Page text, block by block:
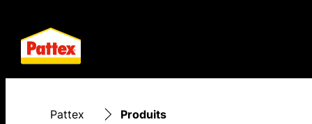
Pattex Produits